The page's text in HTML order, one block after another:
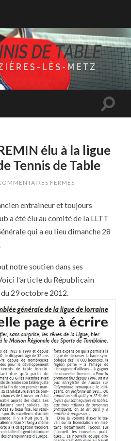
élu à la ligue
Tennis de Table
FERMÉS
ÉLU
À
LA
DE
TABLE
entraineur et toujours
a été élu au comité de la LLTT
qui a eu lieu dimanche 28
notre soutien dans ses
l’article du Républicain
29 octobre 2012.